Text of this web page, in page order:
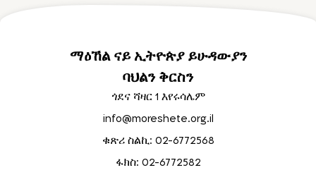
ማዕኸል ናይ ኢትዮጵያ ይሁዳውያን
ባህልን ቅርስን
ጎደና ሻዛር 1 እየሩሳሌም
info@moreshete.org.il
ቁጽሪ ስልኪ: 02-6772568
ፋክስ: 02-6772582